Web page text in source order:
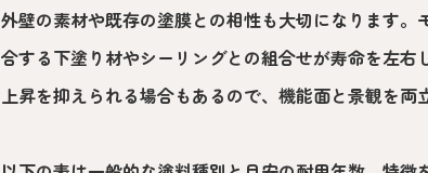
外壁の素材や既存の塗膜との相性も大切になります
合する下塗り材やシーリングとの組合せが寿命を左
上昇を抑えられる場合もあるので、機能面と景観を両